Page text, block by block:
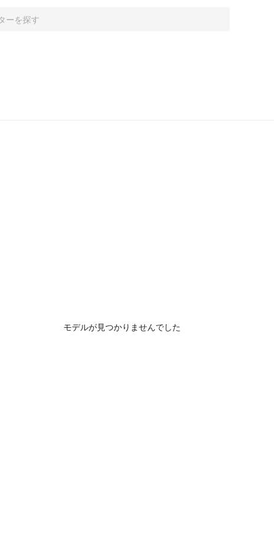
モデルが見つかりませんでした